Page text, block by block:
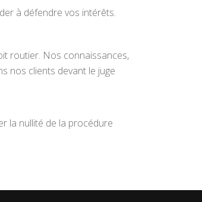
à défendre vos intérêts.
routier. Nos connaissances,
nos clients devant le juge
la nullité de la procédure